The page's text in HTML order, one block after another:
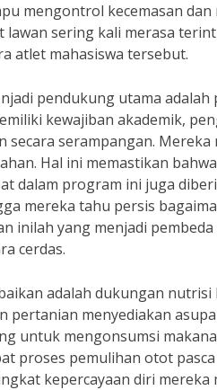
mengontrol kecemasan
lawan sering kali merasa
atlet mahasiswa tersebut.
pendukung utama
kewajiban akademik,
secara serampangan.
Hal ini memastikan
dalam program ini juga
mereka tahu persis
inilah yang menjadi
cerdas.
adalah dukungan nutrisi
pertanian menyediakan
untuk mengonsumsi
proses pemulihan otot
kepercayaan diri